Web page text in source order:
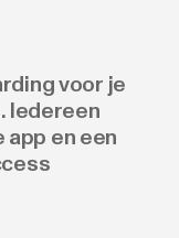
voor je
Iedereen
en een